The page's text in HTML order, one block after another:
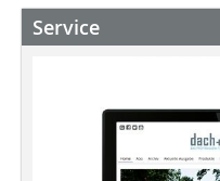
Service